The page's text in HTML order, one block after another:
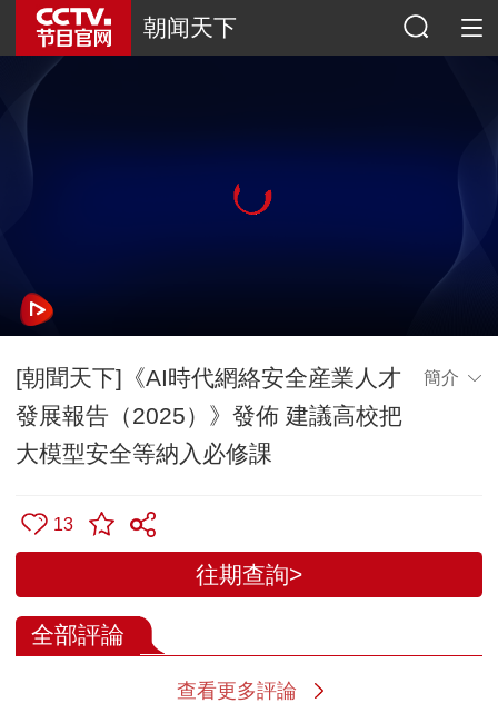
朝闻天下
[朝聞天下]《AI時代網絡安全産業人才
發展報告（2025）》發佈 建議高校把
大模型安全等納入必修課
簡介
13
往期查詢>
全部評論
查看更多評論